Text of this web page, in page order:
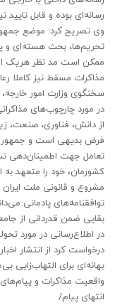
رسانه‌ای بوده و قابل
وی تصریح کرد: موضع
تحریم‌ها، بحث هسته‌ای و
ممکن است مد نظر هریک
مذاکرات مسقط نیز کاملا
سخنگوی وزارت امور
در مورد چارچوب‌های
از دانش، فناوری،
فرض بدیهی است و جمهوری
تعامل جهت اطمینان‌دهی
کشورمان، خود را متعهد
مشروع و قانونی ملت
توافقنامه‌های پادمانی
بقایی ضمن قدردانی از
در اطلاع‌رسانی در مورد
درخواست کرد از انتشار
بهانه‌ای برای التهاب‌زایی
واقعیت مذاکرات و
انتهای پیام/